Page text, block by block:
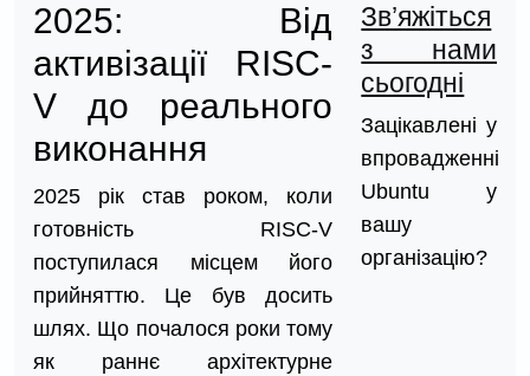
2025: Від
активізації RISC-
V до реального
виконання
2025 рік став роком, коли
готовність RISC-V
поступилася місцем його
прийняттю. Це був досить
шлях. Що почалося роки тому
як раннє архітектурне
Зв’яжіться
з нами
сьогодні
Зацікавлені у
впровадженні
Ubuntu у
вашу
організацію?